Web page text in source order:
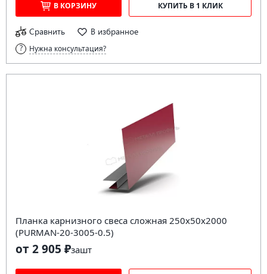
В КОРЗИНУ КУПИТЬ В 1 КЛИК
Сравнить В избранное
Нужна консультация?
Планка карнизного свеса сложная 250х50х2000
(PURMAN-20-3005-0.5)
от 2 905 ₽зашт